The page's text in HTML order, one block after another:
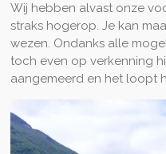
Wij hebben alvast onze
straks hogerop. Je kan
wezen. Ondanks alle
toch even op verkenning
aangemeerd en het loopt